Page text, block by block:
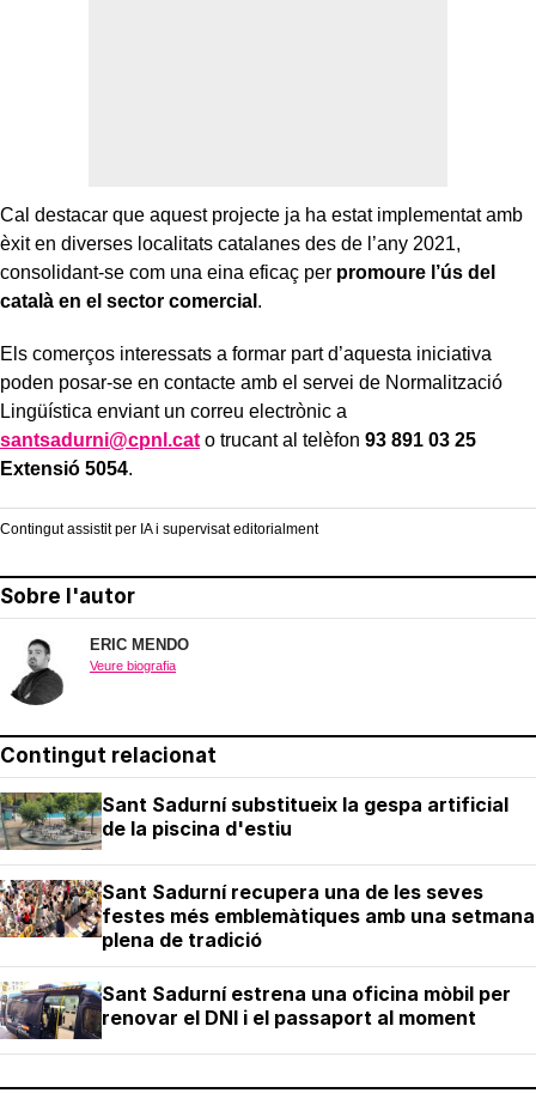
Cal destacar que aquest projecte ja ha estat implementat amb
èxit en diverses localitats catalanes des de l’any 2021,
consolidant-se com una eina eficaç per promoure l’ús del
català en el sector comercial .
Els comerços interessats a formar part d’aquesta iniciativa
poden posar-se en contacte amb el servei de Normalització
Lingüística enviant un correu electrònic a
santsadurni@cpnl.cat o trucant al telèfon 93 891 03 25
Extensió 5054.
Contingut assistit per IA i supervisat editorialment
Sobre l'autor
ERIC MENDO
Veure biografia
Contingut relacionat
Sant Sadurní substitueix la gespa artificial
de la piscina d'estiu
Sant Sadurní recupera una de les seves
festes més emblemàtiques amb una setmana
plena de tradició
Sant Sadurní estrena una oficina mòbil per
renovar el DNI i el passaport al moment